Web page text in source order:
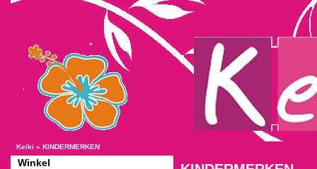
Keiki » KINDERMERKEN
Winkel